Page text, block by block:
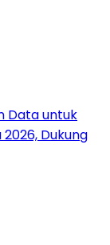
Data untuk
Dukung